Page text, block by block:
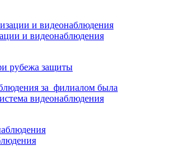
и видеонаблюдения
рубежа защиты
за филиалом была
видеонаблюдения